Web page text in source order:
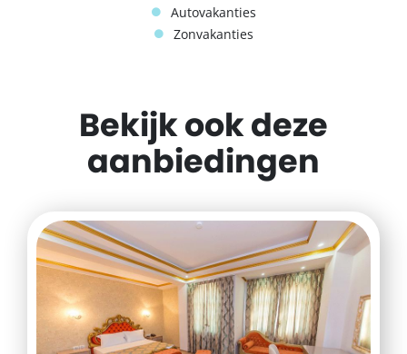
Autovakanties
Zonvakanties
Bekijk ook deze
aanbiedingen